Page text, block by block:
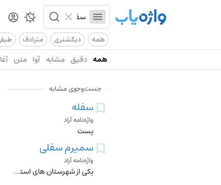
همه دیکشنری مترادف
همه دقیق مشابه آوا متن
جست‌وجوی مشابه
سفله
واژه‌نامه آزاد
پست
سمیرم سفلی
واژه‌نامه آزاد
یکی از شهرستان های استان اصفهان و در فاصله ی 92 کیلومتری شهر اصفهان و در جنوب غربی استان قرار دارد. نام این شهرستان در سال 1386 به دهاقان تغییر یافت.